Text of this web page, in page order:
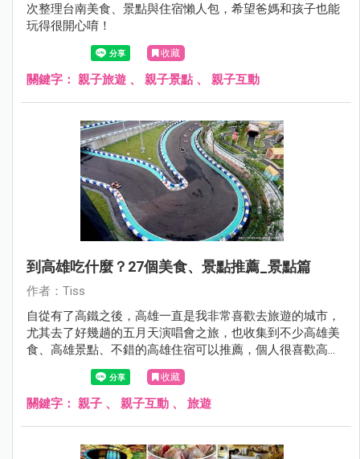
次整理台南美食、景點與住宿懶人包，希望爸媽和孩子也能
玩得很開心唷！
收藏
關鍵字： 親子旅遊 、 親子景點 、 親子互動
到高雄吃什麼？27個美食、景點推薦_景點篇
作者：Tiss
自從有了高鐵之後，高雄一直是我非常喜歡去旅遊的城市，
尤其去了好幾趟的五月天演唱會之旅，也收集到不少高雄美
食、高雄景點、不錯的高雄住宿可以推薦，個人很喜歡高雄
鹽埕區的美食，以及瑞豐夜市的必吃小吃，這邊整理高雄旅
遊懶人包給大家。
收藏
關鍵字： 親子 、 親子互動 、 旅遊